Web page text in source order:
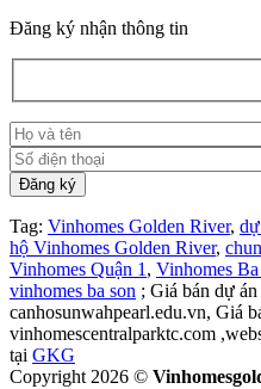
Đăng ký nhận thông tin
Tag: Vinhomes Golden River,
hộ Vinhomes Golden River,
Vinhomes Quận 1 , Vinhomes Ba
vinhomes ba son ; Giá bán dự án
canhosunwahpearl.edu.vn, Giá
vinhomescentralparktc.com
tại GKG
Copyright 2026 ©